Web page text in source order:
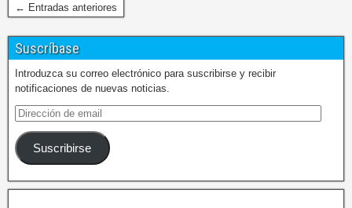
← Entradas anteriores
Suscríbase
Introduzca su correo electrónico para suscribirse y recibir
notificaciones de nuevas noticias.
Suscribirse